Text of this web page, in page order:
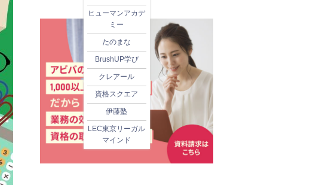
ヒューマンアカデ
ミー
たのまな
BrushUP学び
クレアール
資格スクエア
伊藤塾
LEC東京リーガル
マインド